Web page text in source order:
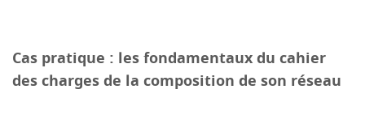
Cas pratique : les fondamentaux du cahier
des charges de la composition de son réseau